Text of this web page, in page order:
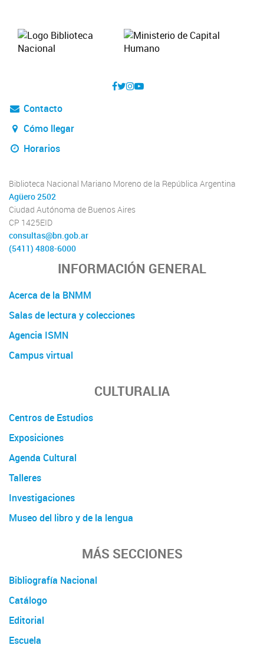
Contacto
Cómo llegar
Horarios
Biblioteca Nacional Mariano Moreno de la República Argentina
Agüero 2502
Ciudad Autónoma de Buenos Aires
CP 1425EID
consultas@bn.gob.ar
(5411) 4808-6000
INFORMACIÓN GENERAL
Acerca de la BNMM
Salas de lectura y colecciones
Agencia ISMN
Campus virtual
CULTURALIA
Centros de Estudios
Exposiciones
Agenda Cultural
Talleres
Investigaciones
Museo del libro y de la lengua
MÁS SECCIONES
Bibliografía Nacional
Catálogo
Editorial
Escuela